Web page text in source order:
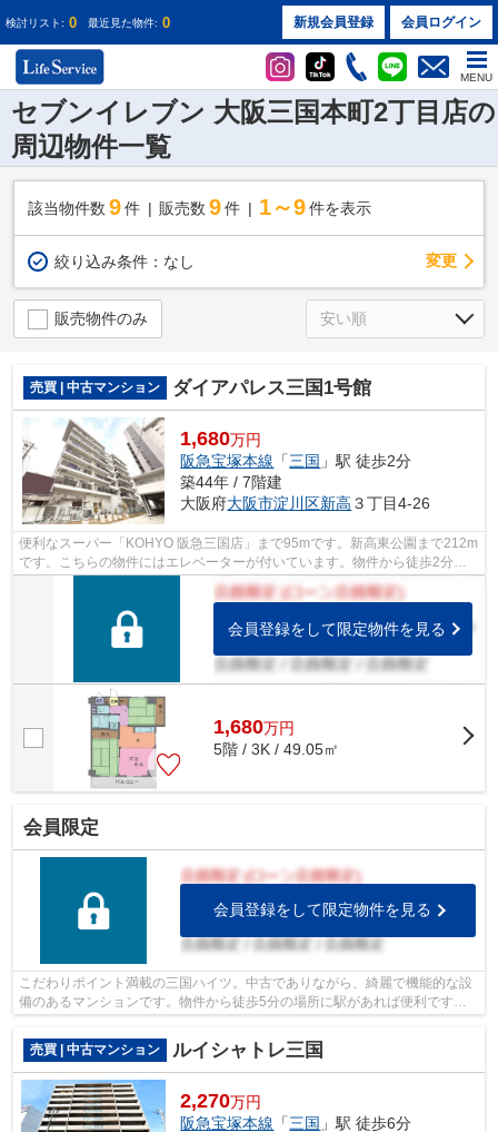
検討リスト: 0 最近見た物件: 0 新規会員登録 会員ログイン
MENU
セブンイレブン 大阪三国本町2丁目店の
周辺物件一覧
該当物件数 9件 販売数 9 件 1～9 件を表示
絞り込み条件： なし 変更
販売物件のみ
売買 | 中古マンション ダイアパレス三国1号館
1,680万円
阪急宝塚本線 「三国 」駅 徒歩2分
築44年 / 7階建
大阪府大阪市淀川区新高 ３丁目4-26
便利なスーパー「KOHYO 阪急三国店」まで95mです。新高東公園まで212m
です。こちらの物件にはエレベーターが付いています。物件から徒歩2分の
場所に駅があれば便利ですね。大阪市淀川...
会員登録をして限定物件を見る
1,680万円
5階 / 3K / 49.05㎡
会員限定
会員登録をして限定物件を見る
こだわりポイント満載の三国ハイツ。中古でありながら、綺麗で機能的な設
備のあるマンションです。物件から徒歩5分の場所に駅があれば便利です
売買 | 中古マンション
ルイシャトレ三国
2,270万円
阪急宝塚本線 「三国 」駅 徒歩6分